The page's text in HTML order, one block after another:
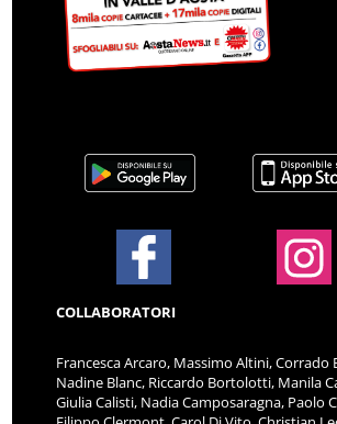
COLLABORATORI
Francesca Arcaro, Massimo Altini, Corrado
Nadine Blanc, Riccardo Bortolotti, Manila
Giulia Calisti, Nadia Camposaragna, Paolo